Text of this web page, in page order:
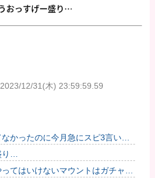
2023/12/31(木) 23:59:59.59
かったのに今月急にスピ3言い出
り…
てはいけないマウントはガチャで